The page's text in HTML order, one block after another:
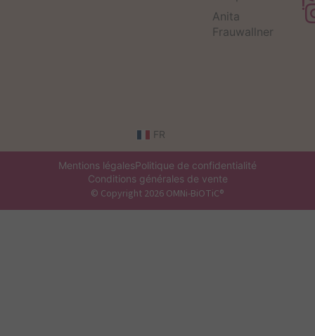
Anita
Frauwallner
!
FR
Mentions légalesPolitique de confidentialité
Conditions générales de vente
© Copyright 2026 OMNi-BiOTiC®